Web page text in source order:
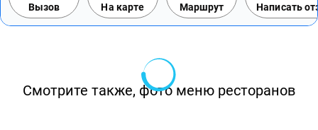
Вызов На карте Маршрут Написать
Смотрите также, фото меню ресторанов